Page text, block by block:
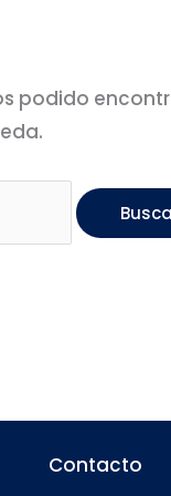
podido
Contacto